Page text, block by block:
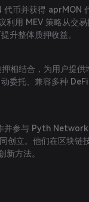
币并获得 aprMON
利用 MEV 策略从交
升整体质押收益。
相结合，为用户提供
委托、兼容多种
参与 Pyth Network
创立。他们在区块链
新方法。